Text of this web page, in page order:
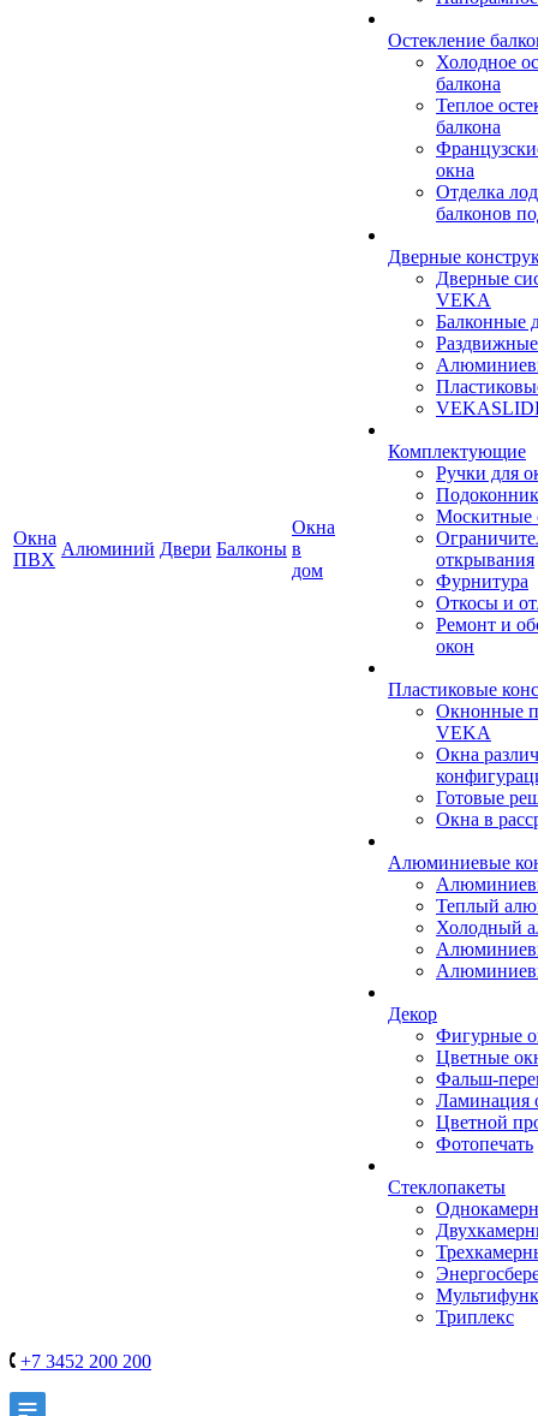
Окна
ПВХ
Алюминий Двери Балконы
Окна
в
дом
Остекление
Холодное
балкона
Теплое
балкона
окна
Отделка
балконов
Дверные
Дверные
VEKA
Балконные
Комплектующие
Ручки для
Москитные
открывания
Фурнитура
Откосы и
Ремонт и
окон
Пластиковые
Окнонные
VEKA
Окна
Готовые
Окна в
Алюминиевые
Теплый
Холодный
Декор
Фигурные
Цветные
Фальш-
Ламинация
Цветной
Фотопечать
Стеклопакеты
Триплекс
+7 3452 200 200